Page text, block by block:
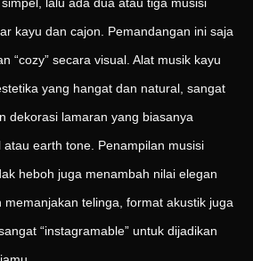
kayu dan cajon. Pemandangan ini saja
“cozy” secara visual. Alat musik kayu
yang hangat dan natural, sangat
dekorasi lamaran yang biasanya
earth tone. Penampilan musisi
heboh juga menambah nilai elegan
telinga, format akustik juga
“instagramable” untuk dijadikan